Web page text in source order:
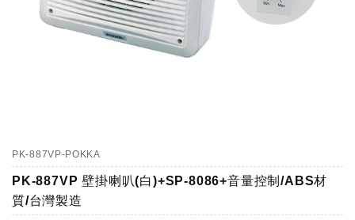
PK-887VP-POKKA
PK-887VP 壁掛喇叭(白)+SP-8086+音量控制/ABS材
質/台灣製造